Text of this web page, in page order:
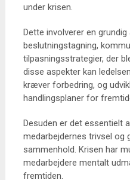
under krisen.
Dette involverer en
beslutningstagning,
tilpasningsstrategier, der
disse aspekter kan
kræver forbedring, og
handlingsplaner for
Desuden er det essentielt
medarbejdernes trivsel og
sammenhold. Krisen har
medarbejdere mentalt
fremtiden.